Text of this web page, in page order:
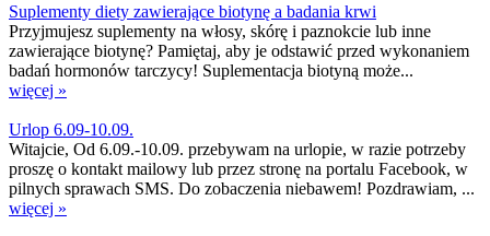
Suplementy diety zawierające biotynę a badania krwi
Przyjmujesz suplementy na włosy, skórę i paznokcie lub inne
zawierające biotynę? Pamiętaj, aby je odstawić przed wykonaniem
badań hormonów tarczycy! Suplementacja biotyną może...
więcej »
Urlop 6.09-10.09.
Witajcie, Od 6.09.-10.09. przebywam na urlopie, w razie potrzeby
proszę o kontakt mailowy lub przez stronę na portalu Facebook, w
pilnych sprawach SMS. Do zobaczenia niebawem! Pozdrawiam, ...
więcej »